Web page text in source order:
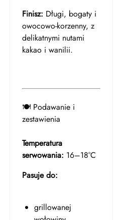
Finisz: Długi, bogaty i
owocowo-korzenny, z
delikatnymi nutami
kakao i wanilii.
🍽️ Podawanie i
zestawienia
Temperatura
serwowania: 16–18°C
Pasuje do:
grillowanej